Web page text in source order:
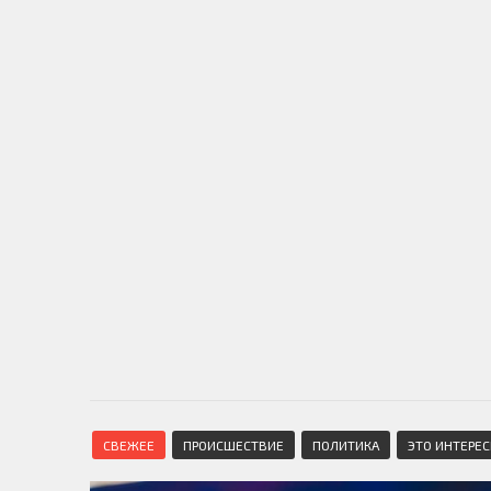
СВЕЖЕЕ ПРОИСШЕСТВИЕ ПОЛИТИКА ЭТО